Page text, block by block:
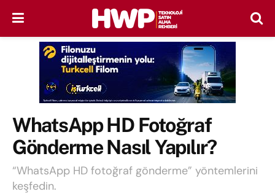
WhatsApp HD Fotoğraf
Gönderme Nasıl Yapılır?
“WhatsApp HD fotoğraf gönderme” yöntemlerini
keşfedin.